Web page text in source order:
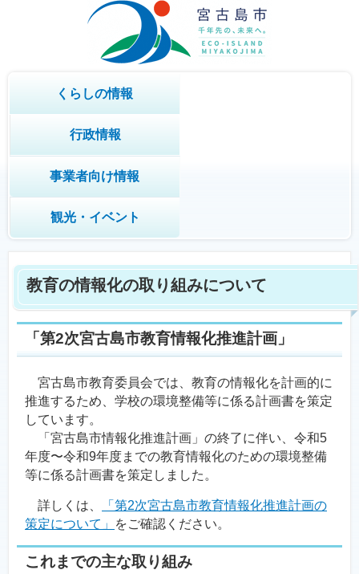
くらしの情報
行政情報
事業者向け情報
観光・イベント
教育の情報化の取り組みについて
「第2次宮古島市教育情報化推進計画」
宮古島市教育委員会では、教育の情報化を計画的に
推進するため、学校の環境整備等に係る計画書を策定
しています。
「宮古島市情報化推進計画」の終了に伴い、令和5
年度〜令和9年度までの教育情報化のための環境整備
等に係る計画書を策定しました。
詳しくは、
「第2次宮古島市教育情報化推進計画の
策定について」
をご確認ください。
これまでの主な取り組み